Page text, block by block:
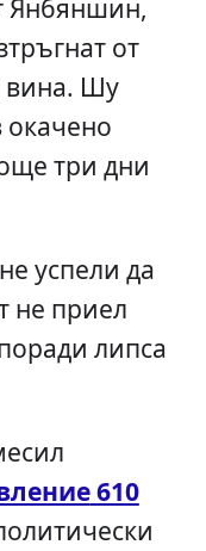
Янбяншин,
от
вина. Шу
три дни
успели да
не приел
липса
610